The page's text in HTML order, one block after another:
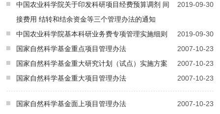
2019-09-30
中国农业科学院关于印发科研项目经费预算调剂 间
接费用 结转和结余资金等三个管理办法的通知
2019-09-30
中国农业科学院基本科研业务费专项管理实施细则
2007-10-23
国家自然科学基金重点项目管理办法
2007-10-23
国家自然科学基金重大研究计划（试点）实施方案
2007-10-23
国家自然科学基金重大项目管理办法
2007-10-23
国家自然科学基金面上项目管理办法